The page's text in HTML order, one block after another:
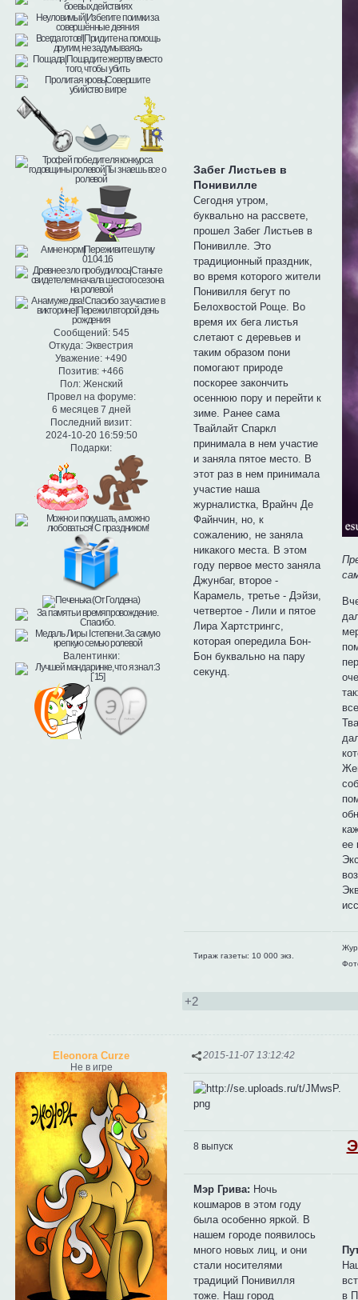
Сообщений:545
Откуда: Эквестрия
Уважение: +490
Позитив: +466
Пол:Женский
Провел на форуме:
6 месяцев 7 дней
Последний визит:
2024-10-20 16:59:50
Подарки:
Валентинки:
Забег Листьев в
Понивилле
Сегодня утром,
буквально на рассвете,
прошел Забег Листьев в
Понивилле. Это
традиционный праздник,
во время которого жители
Понивилля бегут по
Белохвостой Роще. Во
время их бега листья
слетают с деревьев и
таким образом пони
помогают природе
поскорее закончить
осеннюю пору и перейти к
зиме. Ранее сама
Твайлайт Спаркл
принимала в нем участие
и заняла пятое место. В
этот раз в нем принимала
участие наша
журналистка, Врайнч Де
Файнчин, но, к
сожалению, не заняла
никакого места. В этом
году первое место заняла
Джунбаг, второе -
Карамель, третье - Дэйзи,
четвертое - Лили и пятое
Лира Хартстрингс,
которая опередила Бон-
Бон буквально на пару
секунд.
ее
Тираж газеты: 10 000 экз.
+2
2015-11-07 13:12:42
Eleonora Curze
Не в игре
8 выпуск
Мэр Грива: Ночь
кошмаров в этом году
была особенно яркой. В
нашем городе появилось
много новых лиц, и они
стали носителями
традиций Понивилля
тоже. Наш город
в